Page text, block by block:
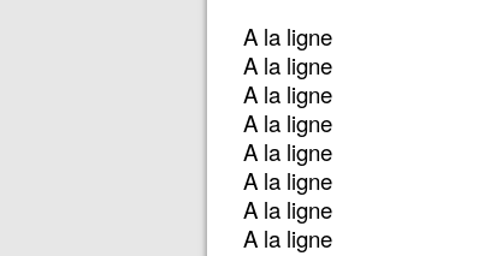
A la ligne
A la ligne
A la ligne
A la ligne
A la ligne
A la ligne
A la ligne
A la ligne